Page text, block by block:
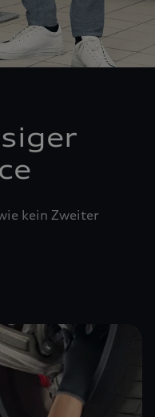
kein Zweiter